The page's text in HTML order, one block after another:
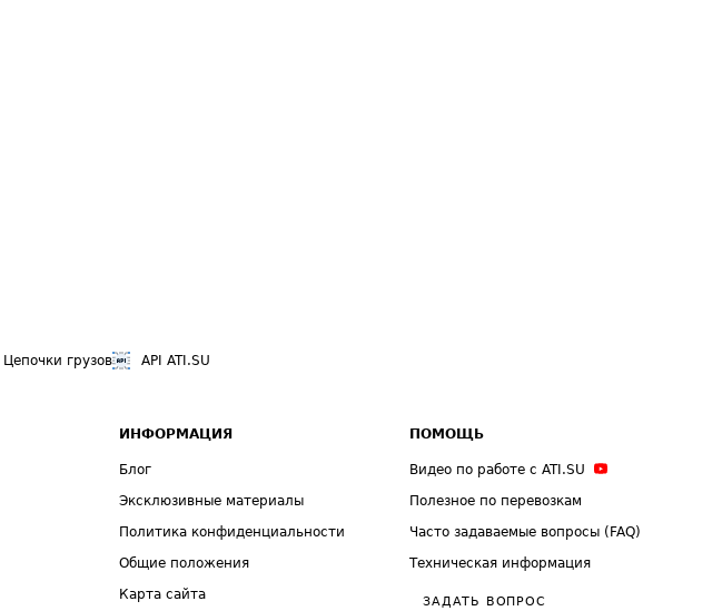
Цепочки грузов API ATI.SU
ИНФОРМАЦИЯ
Блог
Эксклюзивные материалы
Политика конфиденциальности
Общие положения
Карта сайта
ПОМОЩЬ
Видео по работе с ATI.SU
Полезное по перевозкам
Часто задаваемые вопросы (FAQ)
Техническая информация
ЗАДАТЬ ВОПРОС